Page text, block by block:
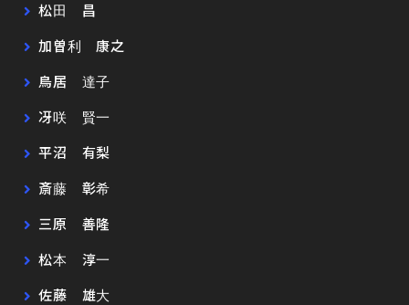
松田 昌
加曽利 康之
鳥居 達子
冴咲 賢一
平沼 有梨
斎藤 彰希
三原 善隆
松本 淳一
佐藤 雄大